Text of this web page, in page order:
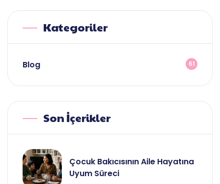
Kategoriler
Blog 61
Son İçerikler
Çocuk Bakıcısının Aile Hayatına
Uyum Süreci